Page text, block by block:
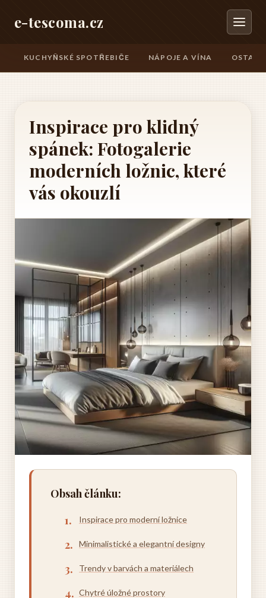
e-tescoma.cz
KUCHYŇSKÉ SPOTŘEBIČE NÁPOJE A VÍNA
Inspirace pro klidný
spánek: Fotogalerie
moderních ložnic, které
vás okouzlí
Obsah článku:
Inspirace pro moderní ložnice
Minimalistické a elegantní designy
Trendy v barvách a materiálech
Chytré úložné prostory